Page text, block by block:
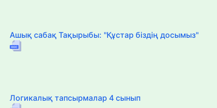
Ашық сабақ Тақырыбы: "Құстар біздің досымыз"
Логикалық тапсырмалар 4 сынып